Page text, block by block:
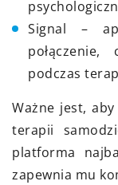
Signal –
podczas
Ważne jest,
terapii
platforma
zapewnia mu